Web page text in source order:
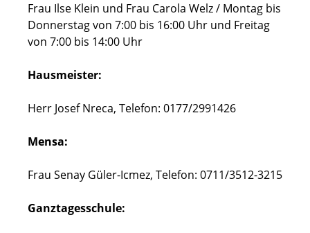
Frau Ilse Klein und Frau Carola Welz / Montag bis
Donnerstag von 7:00 bis 16:00 Uhr und Freitag
von 7:00 bis 14:00 Uhr
Hausmeister:
Herr Josef Nreca, Telefon: 0177/2991426
Mensa:
Frau Senay Güler-Icmez, Telefon: 0711/3512-3215
Ganztagesschule: